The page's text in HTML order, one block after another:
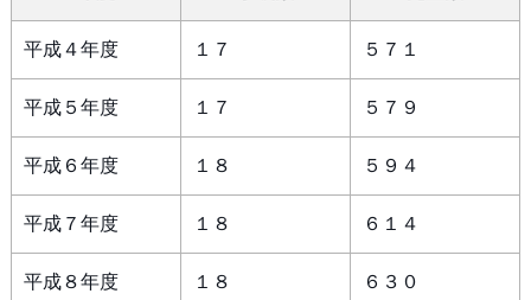
平成４年度 １７ ５７１
平成５年度 １７ ５７９
平成６年度 １８ ５９４
平成７年度 １８ ６１４
平成８年度 １８ ６３０